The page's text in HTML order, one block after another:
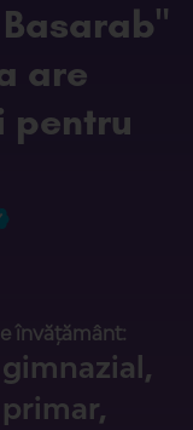
are
pentru
învățământ: